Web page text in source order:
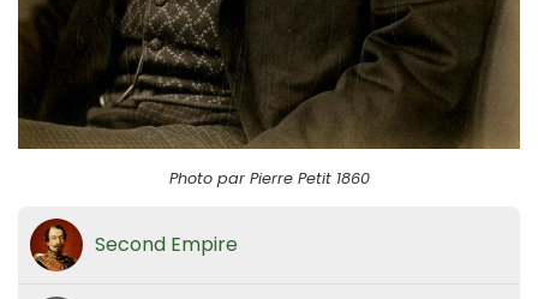
Photo par Pierre Petit 1860
Second Empire